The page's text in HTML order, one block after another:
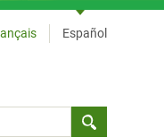
Español